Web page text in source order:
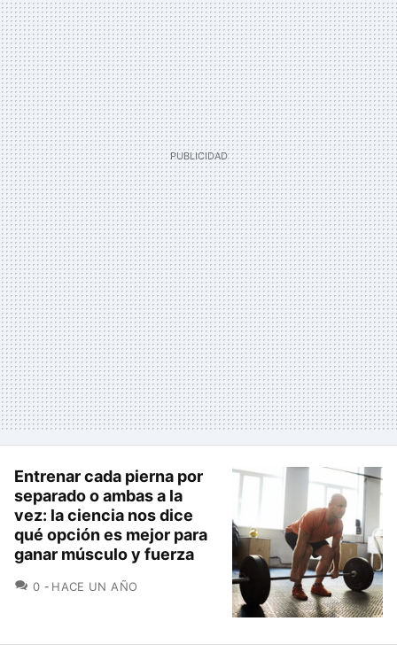
Entrenar cada pierna por
separado o ambas a la
vez: la ciencia nos dice
qué opción es mejor para
ganar músculo y fuerza
0 COMENTARIOS
HACE UN AÑO